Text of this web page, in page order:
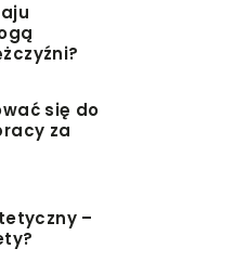
się do
za
–